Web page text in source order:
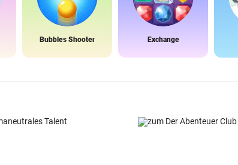
Bubbles Shooter Exchange